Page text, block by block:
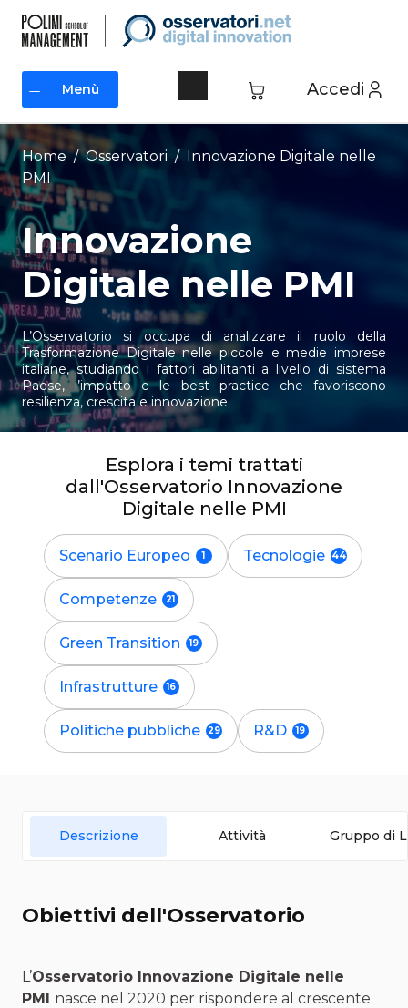
contenuto
Accedi
Menù
Menù
Home/Osservatori / Innovazione Digitale nelle
PMI
Innovazione
Digitale nelle PMI
L’Osservatorio si occupa di analizzare il ruolo della
Trasformazione Digitale nelle piccole e medie imprese
italiane, studiando i fattori abilitanti a livello di sistema
Paese, l’impatto e le best practice che favoriscono
resilienza, crescita e innovazione.
Esplora i temi trattati
dall'Osservatorio Innovazione
Digitale nelle PMI
Scenario Europeo Tecnologie
Competenze
Green Transition
Infrastrutture
Politiche pubbliche R&D
Descrizione Attività Gruppo di
Obiettivi dell'Osservatorio
L’Osservatorio Innovazione Digitale nelle
PMI nasce nel 2020 per rispondere al crescente